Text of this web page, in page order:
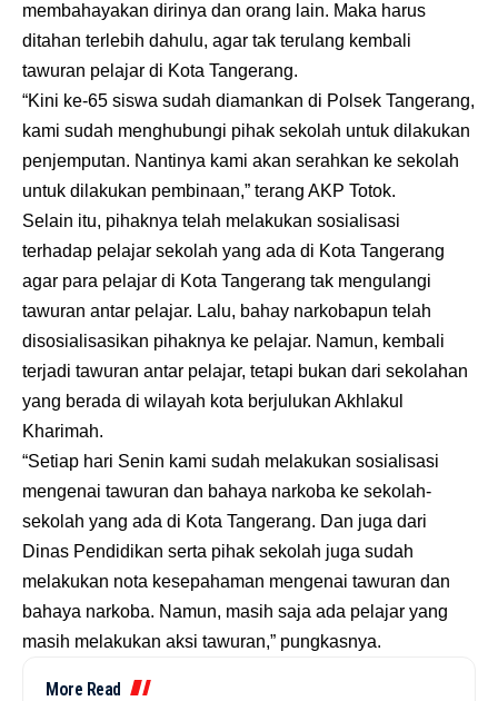
membahayakan dirinya dan orang lain. Maka harus
ditahan terlebih dahulu, agar tak terulang kembali
tawuran pelajar di Kota Tangerang.
“Kini ke-65 siswa sudah diamankan di Polsek Tangerang,
kami sudah menghubungi pihak sekolah untuk dilakukan
penjemputan. Nantinya kami akan serahkan ke sekolah
untuk dilakukan pembinaan,” terang AKP Totok.
Selain itu, pihaknya telah melakukan sosialisasi
terhadap pelajar sekolah yang ada di Kota Tangerang
agar para pelajar di Kota Tangerang tak mengulangi
tawuran antar pelajar. Lalu, bahay narkobapun telah
disosialisasikan pihaknya ke pelajar. Namun, kembali
terjadi tawuran antar pelajar, tetapi bukan dari sekolahan
yang berada di wilayah kota berjulukan Akhlakul
Kharimah.
“Setiap hari Senin kami sudah melakukan sosialisasi
mengenai tawuran dan bahaya narkoba ke sekolah-
sekolah yang ada di Kota Tangerang. Dan juga dari
Dinas Pendidikan serta pihak sekolah juga sudah
melakukan nota kesepahaman mengenai tawuran dan
bahaya narkoba. Namun, masih saja ada pelajar yang
masih melakukan aksi tawuran,” pungkasnya.
More Read